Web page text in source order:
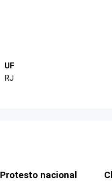
UF
RJ
Protesto nacional